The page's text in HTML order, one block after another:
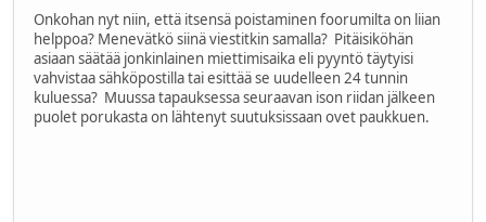
Onkohan nyt niin, että itsensä poistaminen foorumilta on liian
helppoa? Menevätkö siinä viestitkin samalla? Pitäisiköhän
asiaan säätää jonkinlainen miettimisaika eli pyyntö täytyisi
vahvistaa sähköpostilla tai esittää se uudelleen 24 tunnin
kuluessa? Muussa tapauksessa seuraavan ison riidan jälkeen
puolet porukasta on lähtenyt suutuksissaan ovet paukkuen.